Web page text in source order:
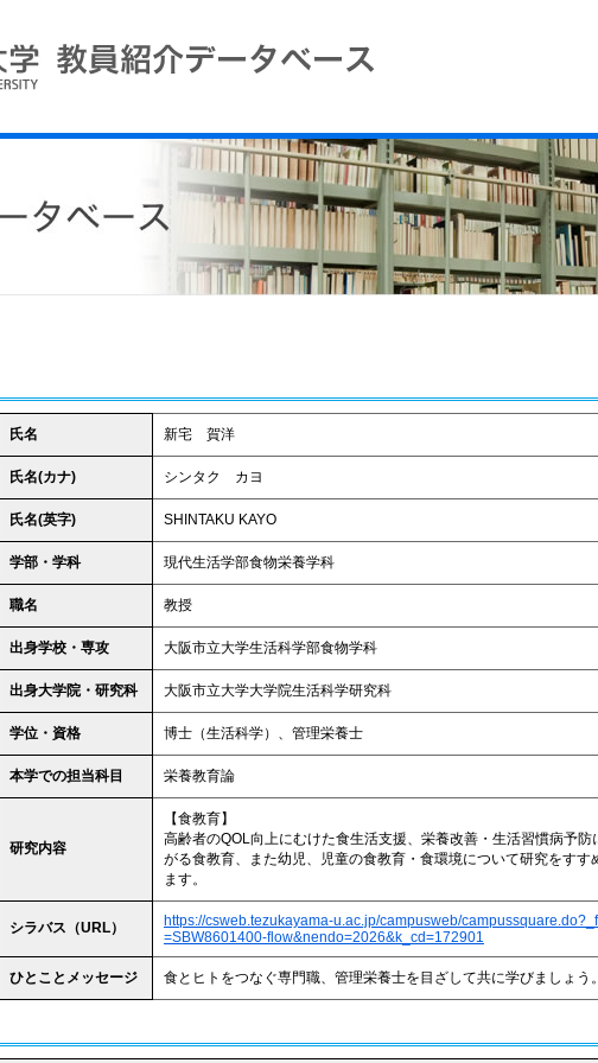
氏名 新宅 賀洋
氏名(カナ) シンタク カヨ
氏名(英字) SHINTAKU KAYO
学部・学科 現代生活学部食物栄養学科
職名 教授
出身学校・専攻 大阪市立大学生活科学部食物学科
出身大学院・研究科 大阪市立大学大学院生活科学研究科
学位・資格 博士（生活科学）、管理栄養士
本学での担当科目 栄養教育論
研究内容
【食教育】
高齢者のQOL向上にむけた食生活支援、栄養改善・生活習慣病予防
がる食教育、また幼児、児童の食教育・食環境について研究をすす
ます。
シラバス（URL）
https://csweb.tezukayama-u.ac.jp/campusweb/
=SBW8601400-flow&nendo=2026&k_cd=172901
ひとことメッセージ 食とヒトをつなぐ専門職、管理栄養士を目ざして共に学びましょう。